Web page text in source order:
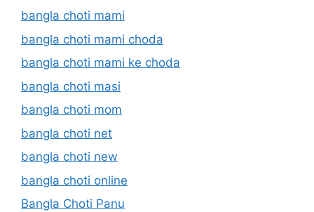
bangla choti mami
bangla choti mami choda
bangla choti mami ke choda
bangla choti masi
bangla choti mom
bangla choti net
bangla choti new
bangla choti online
Bangla Choti Panu